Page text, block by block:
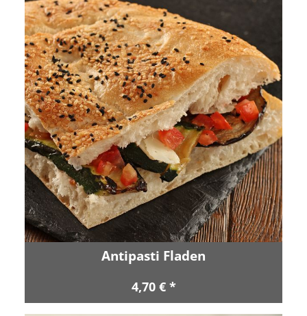
Antipasti Fladen
4,70 € *